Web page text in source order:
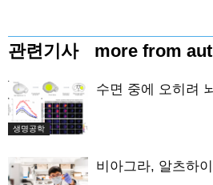
관련기사 more from
생명공학
수면 중에 오히려
비아그라, 알츠하